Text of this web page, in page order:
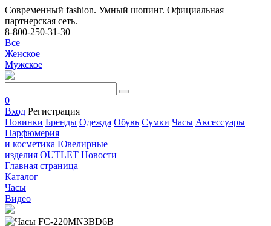
Современный fashion. Умный шопинг. Официальная
партнерская сеть.
8-800-250-31-30
Все
Женское
Мужское
0
Вход Регистрация
Новинки Бренды Одежда Обувь Сумки Часы Аксессуары
Парфюмерия
и косметика Ювелирные
изделия OUTLET Новости
Главная страница
Каталог
Часы
Видео